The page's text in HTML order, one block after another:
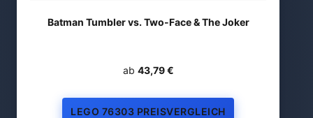
Batman Tumbler vs. Two-Face & The Joker
ab 43,79 €
LEGO 76303 PREISVERGLEICH